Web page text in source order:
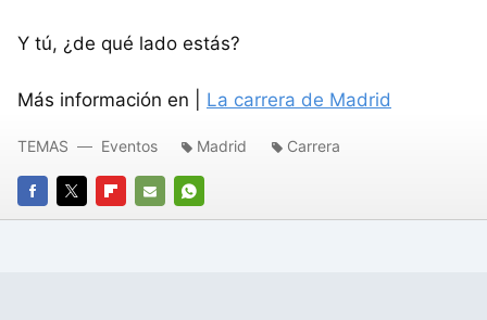
Y tú, ¿de qué lado estás?
Más información en | La carrera de Madrid
FACEBOOK
TWITTERFLIPBOARD
E-
WHATSAPP
TEMAS Eventos Madrid Carrera